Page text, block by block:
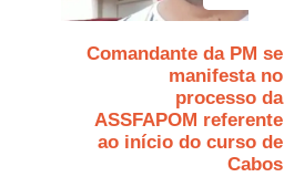
Comandante da PM se
manifesta no
processo da
ASSFAPOM referente
ao início do curso de
Cabos